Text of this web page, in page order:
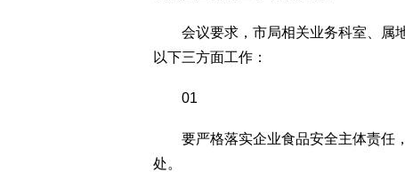
会议要求，市局相关业务科室、属
以下三方面工作：
01
要严格落实企业食品安全主体责任
处。